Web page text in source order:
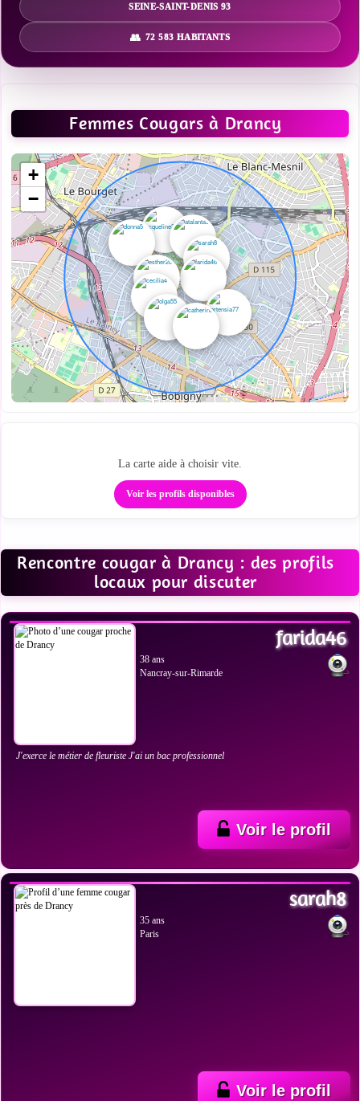
SEINE-SAINT-DENIS 93
72 583 HABITANTS
Femmes Cougars à Drancy
+
−
La carte aide à choisir vite.
Voir les profils disponibles
Rencontre cougar à Drancy : des profils
locaux pour discuter
VOIR LES PHOTOS
farida46
38 ans
Nancray-sur-Rimarde
J'exerce le métier de fleuriste J'ai un bac professionnel
Voir le profil
sarah8
35 ans
Paris
Voir le profil